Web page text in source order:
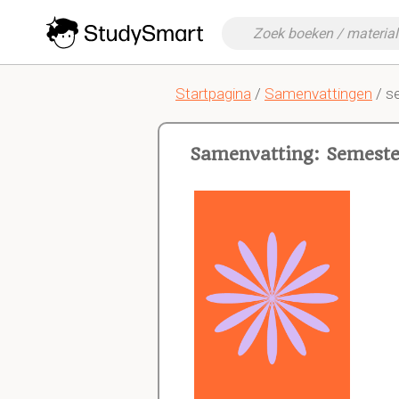
Startpagina / Samenvattingen /
Samenvatting: